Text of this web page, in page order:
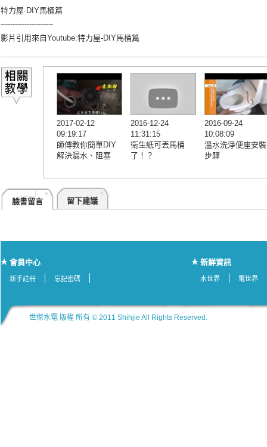
特力屋-DIY馬桶篇
----------------------
影片引用來自Youtube:特力屋-DIY馬桶篇
2017-02-12
09:19:17
師傅教你簡單DIY
解決漏水、阻塞
2016-12-24
11:31:15
衛生紙可丟馬桶
了！？
2016-09-24
10:08:09
溫水洗淨便座安裝
步驟
臉書留言 留下建議
會員中心
新手註冊 忘記密碼
新鮮資訊
水世界 電世界
世傑水電 版權 所有 © 2011 Shihjie All Rights Reserved.